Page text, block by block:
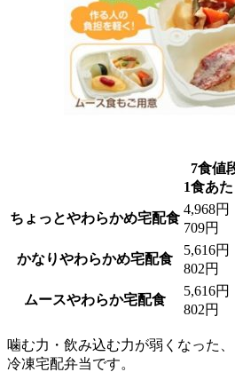
7食値
1食あた
ちょっとやわらかめ宅配食
4,968円
709円
かなりやわらかめ宅配食
5,616円
802円
ムースやわらか宅配食
5,616円
802円
噛む力・飲み込む力が弱くなった
冷凍宅配弁当です。